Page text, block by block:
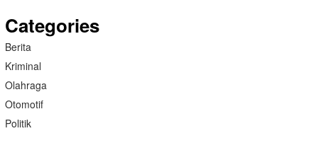
Categories
Berita
Kriminal
Olahraga
Otomotif
Politik